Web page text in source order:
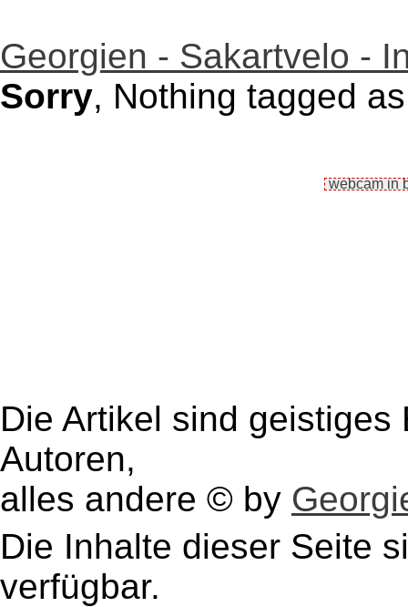
Georgien - Sakartvelo -
Sorry, Nothing tagged
Die Artikel sind
Autoren,
alles andere © by
Die Inhalte dieser Seite
verfügbar.